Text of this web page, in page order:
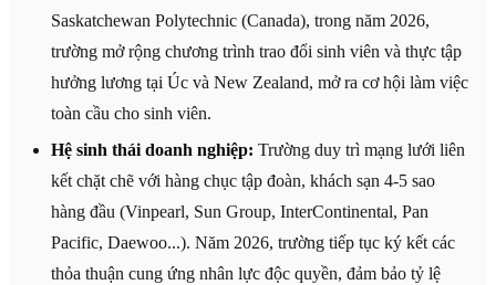
Saskatchewan Polytechnic (Canada), trong năm 2026,
trường mở rộng chương trình trao đổi sinh viên và thực tập
hưởng lương tại Úc và New Zealand, mở ra cơ hội làm việc
toàn cầu cho sinh viên.
Hệ sinh thái doanh nghiệp: Trường duy trì mạng lưới liên
kết chặt chẽ với hàng chục tập đoàn, khách sạn 4-5 sao
hàng đầu (Vinpearl, Sun Group, InterContinental, Pan
Pacific, Daewoo...). Năm 2026, trường tiếp tục ký kết các
thỏa thuận cung ứng nhân lực độc quyền, đảm bảo tỷ lệ